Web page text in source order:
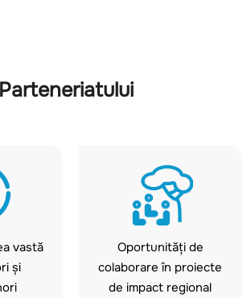
vastă
și
Oportunități de
colaborare în proiecte
de impact regional